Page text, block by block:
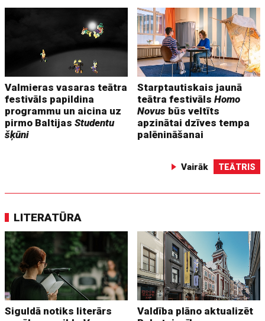
Valmieras vasaras teātra
festivāls papildina
programmu un aicina uz
pirmo BaltijasStudentu
šķūni
Starptautiskais jaunā
teātra festivālsHomo
Novus būs veltīts
apzinātai dzīves tempa
palēnināšanai
Vairāk TEĀTRIS
LITERATŪRA
Siguldā notiks literārs
Valdība plāno aktualizēt